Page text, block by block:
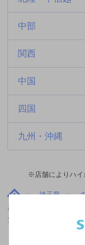
中部
関西
中国
四国
九州・沖縄
※店舗によりハイ
埼玉県
さいたま新都心駅(埼玉
ンありのお店